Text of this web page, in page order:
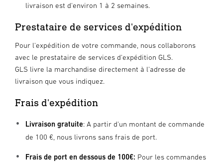
livraison est d'environ 1 à 2 semaines.
Prestataire de services d'expédition
Pour l'expédition de votre commande, nous collaborons
avec le prestataire de services d'expédition GLS.
GLS livre la marchandise directement à l'adresse de
livraison que vous indiquez.
Frais d'expédition
Livraison gratuite: A partir d'un montant de commande
de 100 €, nous livrons sans frais de port.
Frais de port en dessous de 100€: Pour les commandes